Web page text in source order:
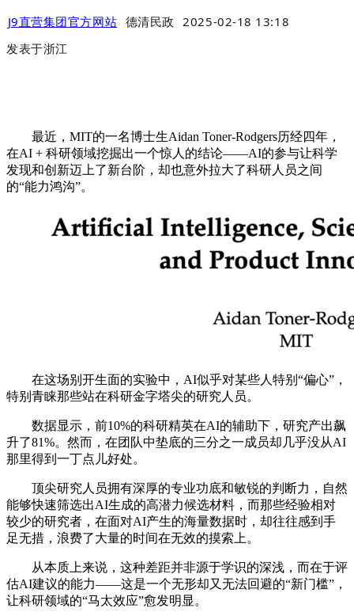
J9直营集团官方网站 德清民政
2025-02-18 13:18
发表于浙江
最近，MIT的一名博士生Aidan Toner-Rodgers历经四年，
在AI + 科研领域挖掘出一个惊人的结论——AI的参与让科学
发现和创新迈上了新台阶，却也意外拉大了科研人员之间
的“能力鸿沟”。
在这场别开生面的实验中，AI似乎对某些人特别“偏心”，
特别青睐那些站在科研金字塔尖的研究人员。
数据显示，前10%的科研精英在AI的辅助下，研究产出飙
升了81%。然而，在团队中垫底的三分之一成员却几乎没从AI
那里得到一丁点儿好处。
顶尖研究人员拥有深厚的专业功底和敏锐的判断力，自然
能够快速筛选出AI生成的高潜力候选材料，而那些经验相对
较少的研究者，在面对AI产生的海量数据时，却往往感到手
足无措，浪费了大量的时间在无效的摸索上。
从本质上来说，这种差距并非源于学识的深浅，而在于评
估AI建议的能力——这是一个无形却又无法回避的“新门槛”，
让科研领域的“马太效应”愈发明显。